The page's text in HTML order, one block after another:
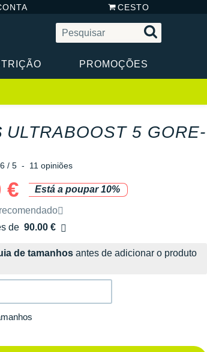
CESTO
PROMOÇÕES
ULTRABOOST 5 GORE-
/ 5 - 11 opiniões
€
Está a poupar 10%
recomendado pela marca
de 90.00 €
de tamanhos antes de adicionar o produto